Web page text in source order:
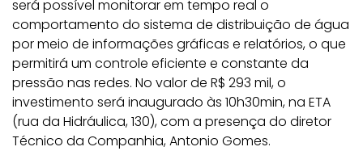
será possível monitorar em tempo real o
comportamento do sistema de distribuição de água
por meio de informações gráficas e relatórios, o que
permitirá um controle eficiente e constante da
pressão nas redes. No valor de R$ 293 mil, o
investimento será inaugurado às 10h30min, na ETA
(rua da Hidráulica, 130), com a presença do diretor
Técnico da Companhia, Antonio Gomes.